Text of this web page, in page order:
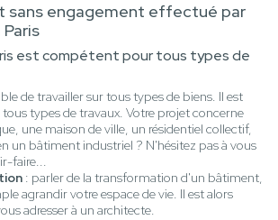
sans engagement effectué par
est compétent pour tous types de
de travailler sur tous types de biens. Il est
types de travaux. Votre projet concerne
une maison de ville, un résidentiel collectif,
un bâtiment industriel ? N'hésitez pas à vous
faire...
: parler de la transformation d'un bâtiment,
agrandir votre espace de vie. Il est alors
adresser à un architecte.